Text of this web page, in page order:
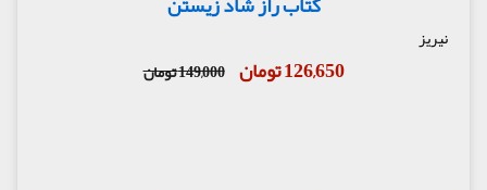
نیریز
126,650 تومان 149,000 تومان